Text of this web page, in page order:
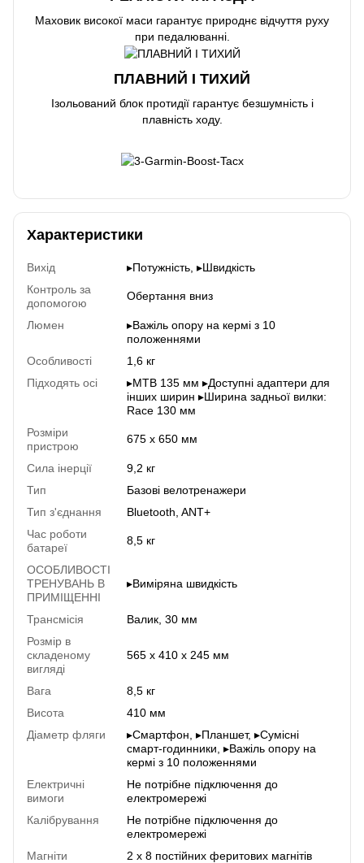
Маховик високої маси гарантує природнє відчуття руху
при педалюванні.
ПЛАВНИЙ І ТИХИЙ
Ізольований блок протидії гарантує безшумність і
плавність ходу.
Характеристики
Вихід
▸Потужність, ▸Швидкість
Контроль за
допомогою
Обертання вниз
Люмен
▸Важіль опору на кермі з 10
положеннями
Особливості
1,6 кг
Підходять осі
▸MTB 135 мм ▸Доступні адаптери для
інших ширин ▸Ширина задньої вилки:
Race 130 мм
Розміри
пристрою
675 х 650 мм
Сила інерції
9,2 кг
Тип
Базові велотренажери
Тип з'єднання
Bluetooth, ANT+
Час роботи
батареї
8,5 кг
ОСОБЛИВОСТІ
ТРЕНУВАНЬ В
ПРИМІЩЕННІ
▸Виміряна швидкість
Трансмісія
Валик, 30 мм
Розмір в
складеному
вигляді
565 x 410 x 245 мм
Вага
8,5 кг
Висота
410 мм
Діаметр фляги
▸Смартфон, ▸Планшет, ▸Сумісні
смарт-годинники, ▸Важіль опору на
кермі з 10 положеннями
Електричні
вимоги
Не потрібне підключення до
електромережі
Калібрування
Не потрібне підключення до
електромережі
Магніти
2 х 8 постійних феритових магнітів